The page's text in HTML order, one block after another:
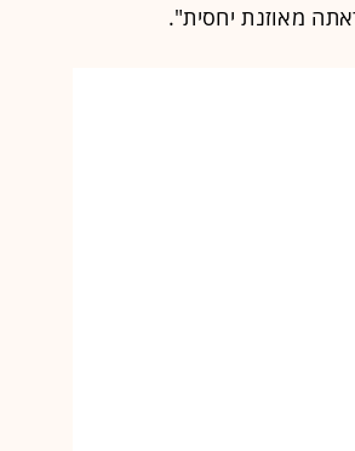
מאוזנת יחסית".